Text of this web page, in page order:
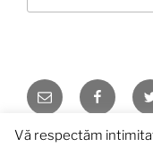
Email
Propulsat cu mândrie
Vă respectăm